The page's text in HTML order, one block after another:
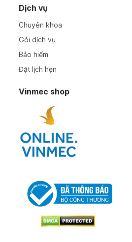
Bác sĩ chuyên khoa II
Thông tin bác sĩ
Dịch vụ
Chuyên khoa
Gói dịch vụ
Bảo hiểm
Đặt lịch hẹn
Vinmec shop